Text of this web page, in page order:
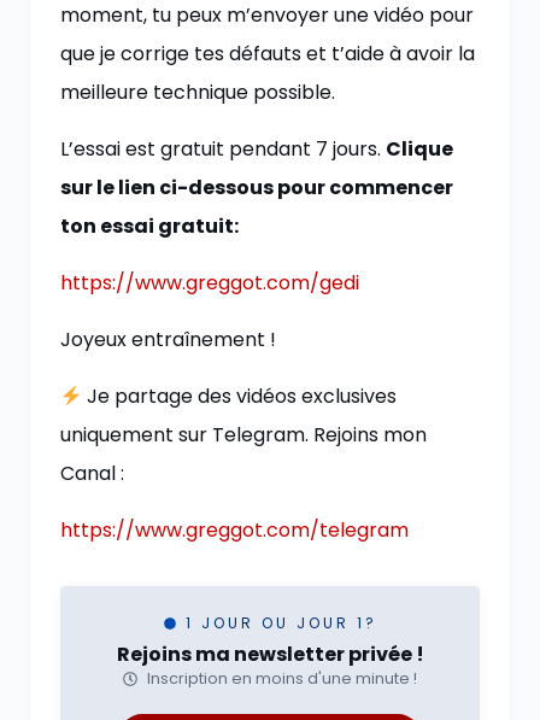
moment, tu peux m’envoyer une vidéo pour
que je corrige tes défauts et t’aide à avoir la
meilleure technique possible.
L’essai est gratuit pendant 7 jours. Clique
sur le lien ci-dessous pour commencer
ton essai gratuit:
https://www.greggot.com/gedi
Joyeux entraînement !
Je partage des vidéos exclusives
uniquement sur Telegram. Rejoins mon
Canal :
https://www.greggot.com/telegram
1 JOUR OU JOUR 1?
Rejoins ma newsletter privée !
Inscription en moins d'une minute !